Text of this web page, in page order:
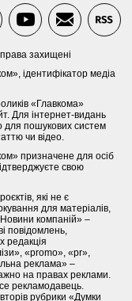
захищені
ідентифікатор медіа
«Главкома»
Для інтернет-видань
для пошукових систем
чи відео.
призначене для осіб
свою
які не є
для матеріалів,
компаній» –
повідомлень,
редакція
«promo», «pr»,
реклама» –
на правах реклами.
рекламодавець.
рубрики «Думки